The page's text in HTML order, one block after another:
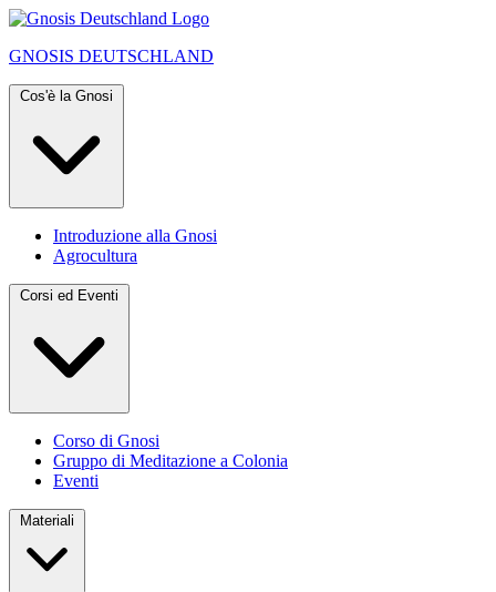
GNOSIS DEUTSCHLAND
Cos'è la Gnosi
Introduzione alla Gnosi
Agrocultura
Corsi ed Eventi
Corso di Gnosi
Gruppo di Meditazione a Colonia
Eventi
Materiali